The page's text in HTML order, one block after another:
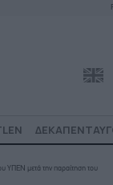
ΥΠΕΝ μετά την παραίτηση του